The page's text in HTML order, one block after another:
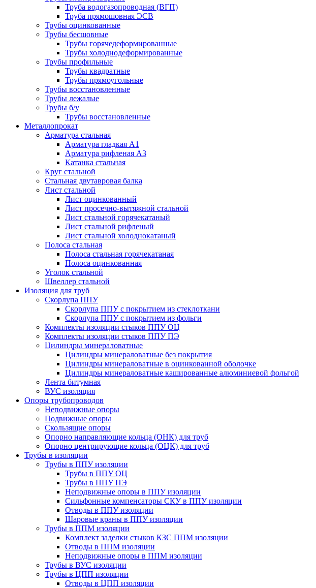
Труба водогазопроводная (ВГП)
Труба прямошовная ЭСВ
Трубы оцинкованные
Трубы бесшовные
Трубы горячедеформированные
Трубы холоднодеформированные
Трубы профильные
Трубы квадратные
Трубы прямоугольные
Трубы восстановленные
Трубы лежалые
Трубы б/у
Трубы восстановленные
Металлопрокат
Арматура стальная
Арматура гладкая А1
Арматура рифленая А3
Катанка стальная
Круг стальной
Стальная двутавровая балка
Лист стальной
Лист оцинкованный
Лист просечно-вытяжной стальной
Лист стальной горячекатаный
Лист стальной рифленый
Лист стальной холоднокатаный
Полоса стальная
Полоса стальная горячекатаная
Полоса оцинкованная
Уголок стальной
Швеллер стальной
Изоляция для труб
Скорлупа ППУ
Скорлупа ППУ с покрытием из стеклоткани
Скорлупа ППУ с покрытием из фольги
Комплекты изоляции стыков ППУ ОЦ
Комплекты изоляции стыков ППУ ПЭ
Цилиндры минераловатные
Цилиндры минераловатные без покрытия
Цилиндры минераловатные в оцинкованной оболочке
Цилиндры минераловатные кашированные алюминиевой фольгой
Лента битумная
ВУС изоляция
Опоры трубопроводов
Неподвижные опоры
Подвижные опоры
Скользящие опоры
Опорно направляющие кольца (ОНК) для труб
Опорно центрирующие кольца (ОЦК) для труб
Трубы в изоляции
Трубы в ППУ изоляции
Трубы в ППУ ОЦ
Трубы в ППУ ПЭ
Неподвижные опоры в ППУ изоляции
Сильфонные компенсаторы СКУ в ППУ изоляции
Отводы в ППУ изоляции
Шаровые краны в ППУ изоляции
Трубы в ППМ изоляции
Комплект заделки стыков КЗС ППМ изоляции
Отводы в ППМ изоляции
Неподвижные опоры в ППМ изоляции
Трубы в ВУС изоляции
Трубы в ЦПП изоляции
Отводы в ЦПП изоляции